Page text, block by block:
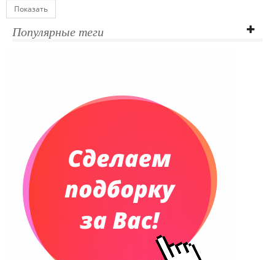
Показать
Популярные теги